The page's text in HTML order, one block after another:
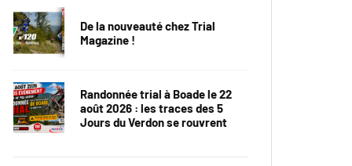
De la nouveauté chez Trial
Magazine !
Randonnée trial à Boade le 22
août 2026 : les traces des 5
Jours du Verdon se rouvrent